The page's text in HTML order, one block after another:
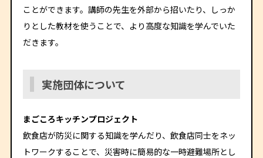
ことができます。講師の先生を外部から招いたり、しっか
りとした教材を使うことで、より高度な知識を学んでいた
だきます。
実施団体について
まごころキッチンプロジェクト
飲食店が防災に関する知識を学んだり、飲食店同士をネッ
トワークすることで、災害時に簡易的な一時避難場所とし